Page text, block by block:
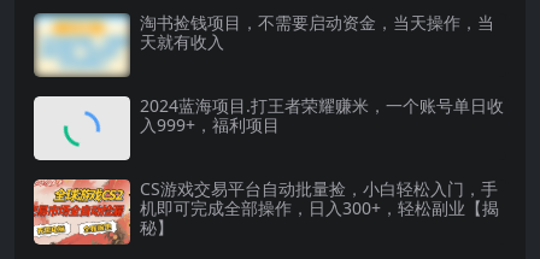
淘书捡钱项目，不需要启动资金，当天操作，当
天就有收入
2024蓝海项目.打王者荣耀赚米，一个账号单日收
入999+，福利项目
CS游戏交易平台自动批量捡，小白轻松入门，手
机即可完成全部操作，日入300+，轻松副业【揭
秘】